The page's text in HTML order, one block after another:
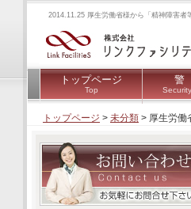
2014.11.25 厚生労働省様から「精神障害
トップページ
Top
警
トップページ > 未分類 > 厚生労働